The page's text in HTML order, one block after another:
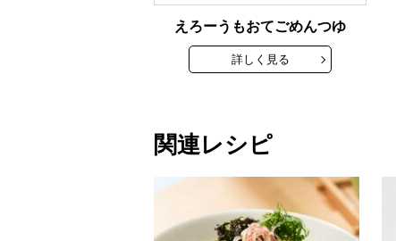
えろーうもおてごめんつゆ
詳しく見る
関連レシピ